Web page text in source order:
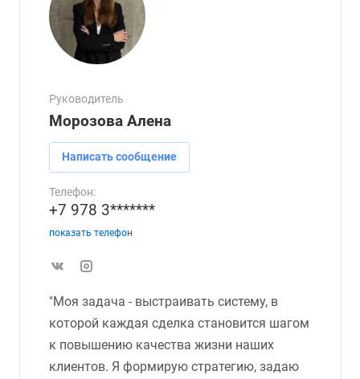
Руководитель
Морозова Алена
Написать сообщение
Телефон:
+7 978 3*******
показать телефон
"Моя задача - выстраивать систему, в
которой каждая сделка становится шагом
к повышению качества жизни наших
клиентов. Я формирую стратегию, задаю